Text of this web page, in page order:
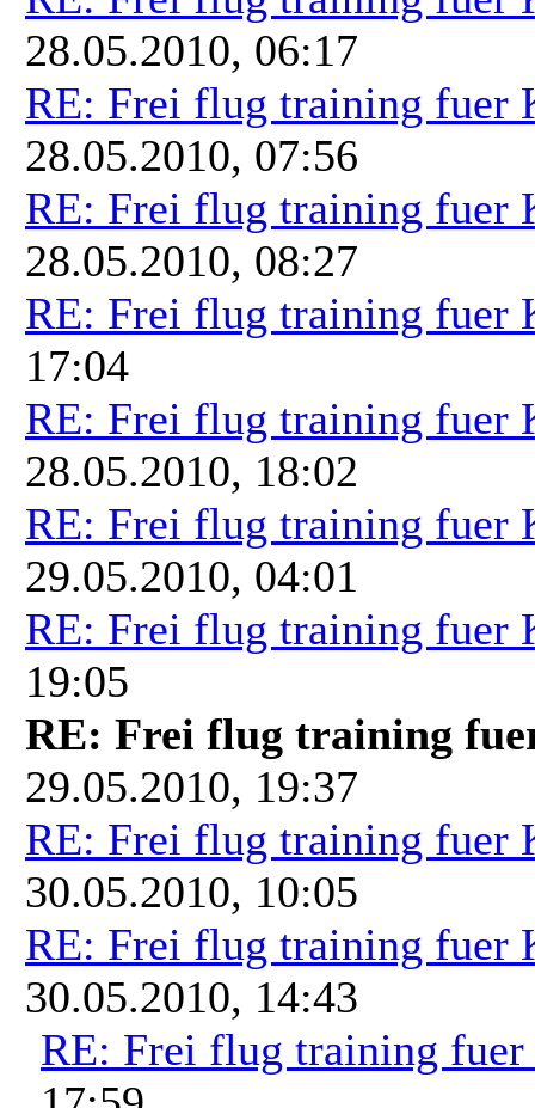
28.05.2010, 06:17
RE: Frei flug training fuer
28.05.2010, 07:56
RE: Frei flug training fuer
28.05.2010, 08:27
RE: Frei flug training fuer
17:04
RE: Frei flug training fuer
28.05.2010, 18:02
RE: Frei flug training fuer
29.05.2010, 04:01
RE: Frei flug training fuer
19:05
RE: Frei flug training
29.05.2010, 19:37
RE: Frei flug training fuer
30.05.2010, 10:05
RE: Frei flug training fuer
30.05.2010, 14:43
RE: Frei flug training fuer